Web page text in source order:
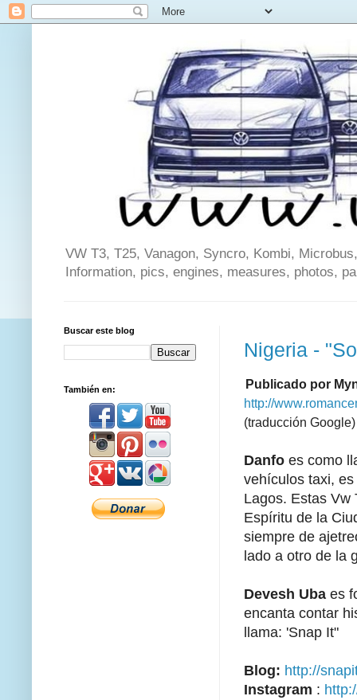
VW T3, T25, Vanagon, Syncro, Kombi,
Information, pics, engines, measures, photos,
Nigeria -
Publicado por
http://
(traducción Google)
Danfo es como
vehículos taxi,
Lagos. Estas Vw
Espíritu de la
siempre de
lado a otro de la
Devesh Uba es
encanta contar
llama: 'Snap It"
Blog: http://
Instagram :
Buscar este blog
También en: